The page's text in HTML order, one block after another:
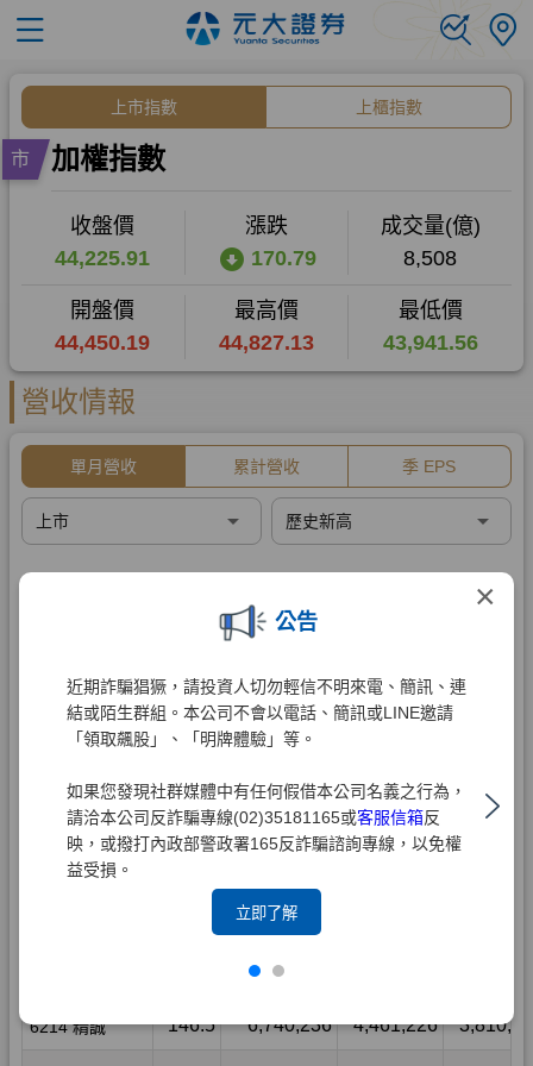
×
公告
近期詐騙猖獗，請投資人切勿輕信不明來電、簡訊、連
結或陌生群組。本公司不會以電話、簡訊或LINE邀請
「領取飆股」、「明牌體驗」等。
如果您發現社群媒體中有任何假借本公司名義之行為，
請洽本公司反詐騙專線(02)35181165或客服信箱反
映，或撥打內政部警政署165反詐騙諮詢專線，以免權
益受損。
立即了解